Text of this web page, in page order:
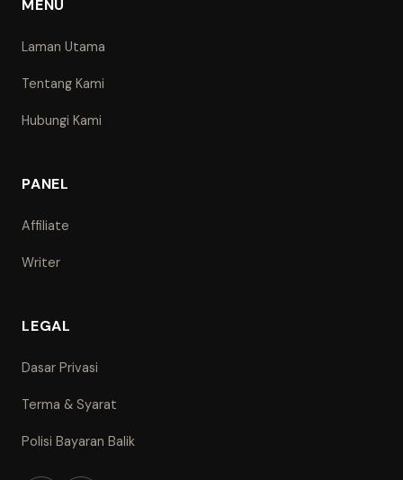
MENU
Laman Utama
Tentang Kami
Hubungi Kami
PANEL
Affiliate
Writer
LEGAL
Dasar Privasi
Terma & Syarat
Polisi Bayaran Balik